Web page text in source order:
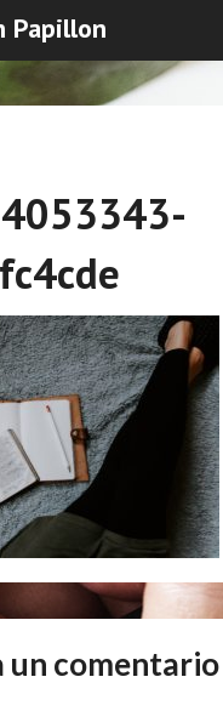
Papillon
un comentario